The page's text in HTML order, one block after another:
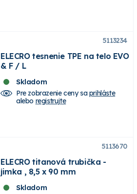
5113234
ELECRO tesnenie TPE na telo EVO
& F / L
Skladom
Pre zobrazenie ceny saprihláste
alebo registrujte
5113670
ELECRO titanová trubička -
jimka , 8,5 x 90 mm
Skladom